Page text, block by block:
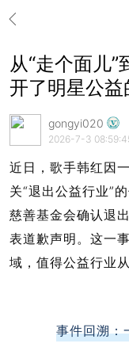
从“走个面儿”
开了明星公
gongyi020
2026-7-3
近日，歌手韩红因
关“退出公益行业”
慈善基金会确认退
表道歉声明。这一
域，值得公益行业
事件回溯：